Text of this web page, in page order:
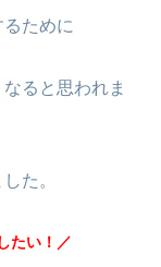
ために
ると思われま
た。
たい！／